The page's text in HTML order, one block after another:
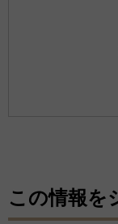
この情報を